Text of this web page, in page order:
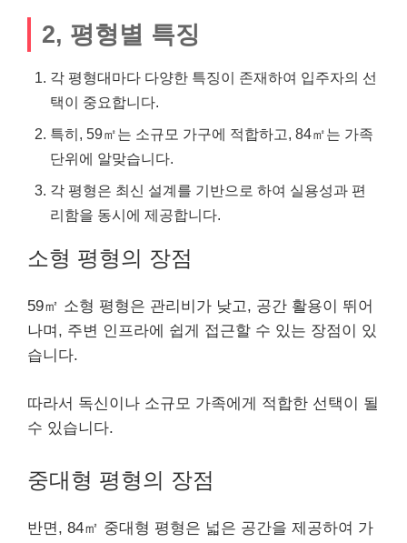
2, 평형별 특징
각 평형대마다 다양한 특징이 존재하여 입주자의 선
택이 중요합니다.
특히, 59㎡는 소규모 가구에 적합하고, 84㎡는 가족
단위에 알맞습니다.
각 평형은 최신 설계를 기반으로 하여 실용성과 편
리함을 동시에 제공합니다.
소형 평형의 장점
59㎡ 소형 평형은 관리비가 낮고, 공간 활용이 뛰어
나며, 주변 인프라에 쉽게 접근할 수 있는 장점이 있
습니다.
따라서 독신이나 소규모 가족에게 적합한 선택이 될
수 있습니다.
중대형 평형의 장점
반면, 84㎡ 중대형 평형은 넓은 공간을 제공하여 가